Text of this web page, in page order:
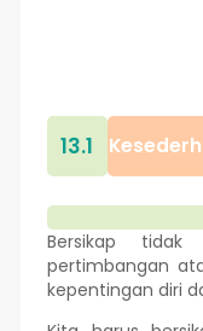
13.1
Bersikap tidak
pertimbangan
kepentingan diri